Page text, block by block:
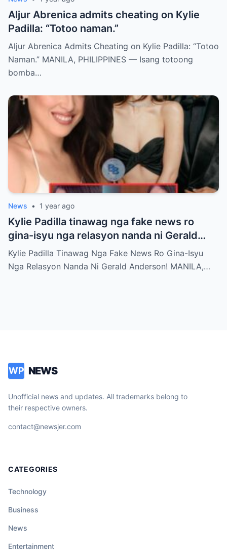
Aljur Abrenica admits cheating on Kylie
Padilla: “Totoo naman.”
Aljur Abrenica Admits Cheating on Kylie Padilla: “Totoo
Naman.” MANILA, PHILIPPINES — Isang totoong
bomba…
News • 1 year ago
Kylie Padilla tinawag nga fake news ro
gina-isyu nga relasyon nanda ni Gerald
Anderson
Kylie Padilla Tinawag Nga Fake News Ro Gina-Isyu
Nga Relasyon Nanda Ni Gerald Anderson! MANILA,…
WP NEWS
Unofficial news and updates. All trademarks belong to
their respective owners.
contact@newsjer.com
CATEGORIES
Technology
Business
News
Entertainment